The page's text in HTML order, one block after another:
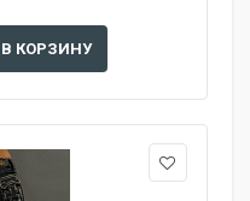
В КОРЗИНУ